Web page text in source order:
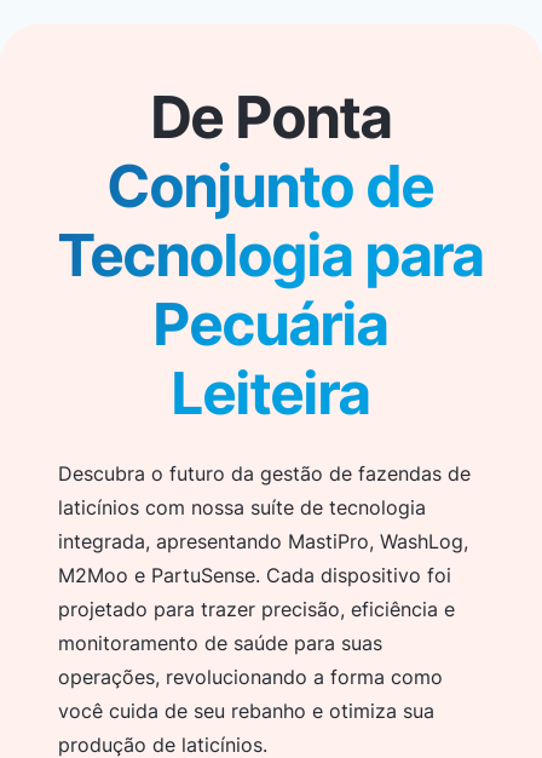
De Ponta
Conjunto de
Tecnologia para
Pecuária
Leiteira
Descubra o futuro da gestão de fazendas de
laticínios com nossa suíte de tecnologia
integrada, apresentando MastiPro, WashLog,
M2Moo e PartuSense. Cada dispositivo foi
projetado para trazer precisão, eficiência e
monitoramento de saúde para suas
operações, revolucionando a forma como
você cuida de seu rebanho e otimiza sua
produção de laticínios.